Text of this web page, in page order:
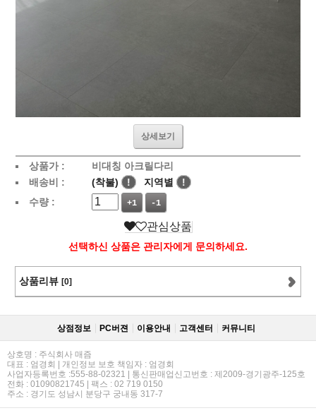
상세보기
상품가 :
비대칭 아크릴다리
배송비 :
(착불) ! 지역별
!
수량 :
+1 -1
관심상품
선택하신 상품은 관리자에게 문의하세요.
상품리뷰 [0]
상점정보 PC버젼 이용안내 고객센터 커뮤니티
상호명 : 주식회사 매즘
대표 : 엄경회 | 개인정보 보호 책임자 : 엄경회
사업자등록번호 :555-88-02321 | 통신판매업신고번호 : 제2009-경기광주-125호
전화 : 01090821745 | 팩스 : 02 719 0150
주소 : 경기도 성남시 분당구 궁내동 317-7